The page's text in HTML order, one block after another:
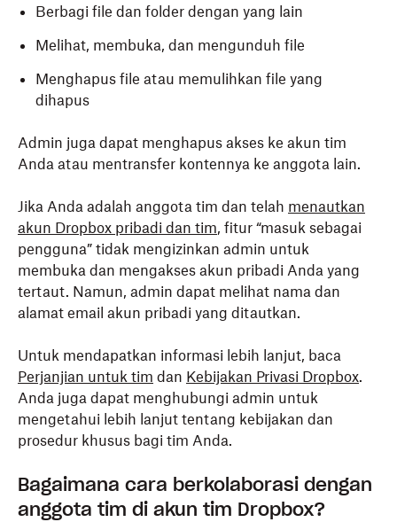
Berbagi file dan folder dengan yang lain
Melihat, membuka, dan mengunduh file
Menghapus file atau memulihkan file yang
dihapus
Admin juga dapat menghapus akses ke akun tim
Anda atau mentransfer kontennya ke anggota lain.
Jika Anda adalah anggota tim dan telah menautkan
akun Dropbox pribadi dan tim, fitur “masuk sebagai
pengguna” tidak mengizinkan admin untuk
membuka dan mengakses akun pribadi Anda yang
tertaut. Namun, admin dapat melihat nama dan
alamat email akun pribadi yang ditautkan.
Untuk mendapatkan informasi lebih lanjut, baca
Perjanjian untuk tim dan Kebijakan Privasi Dropbox.
Anda juga dapat menghubungi admin untuk
mengetahui lebih lanjut tentang kebijakan dan
prosedur khusus bagi tim Anda.
Bagaimana cara berkolaborasi dengan
anggota tim di akun tim Dropbox?